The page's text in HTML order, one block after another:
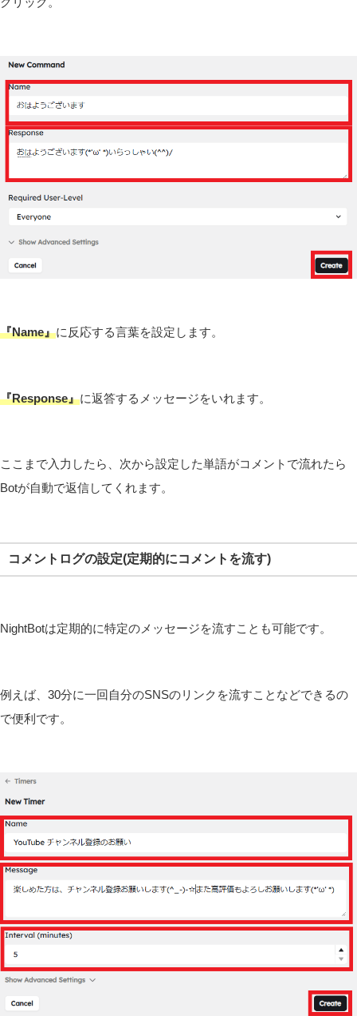
『Name』に反応する言葉を設定します。
『Response』に返答するメッセージをいれます。
ここまで入力したら、次から設定した単語がコメントで流れたら
Botが自動で返信してくれます。
コメントログの設定(定期的にコメントを流す)
NightBotは定期的に特定のメッセージを流すことも可能です。
例えば、30分に一回自分のSNSのリンクを流すことなどできるの
で便利です。